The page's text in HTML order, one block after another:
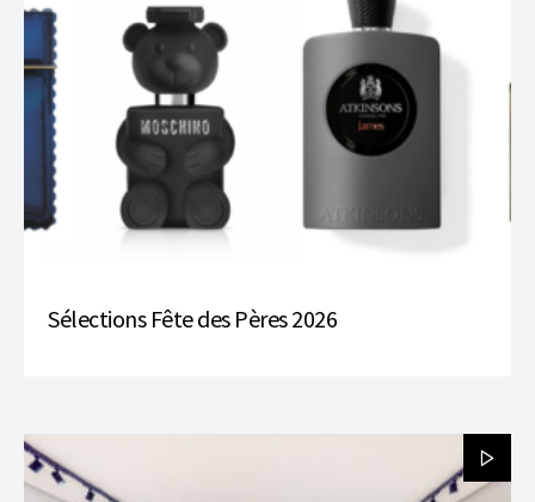
Sélections Fête des Pères 2026